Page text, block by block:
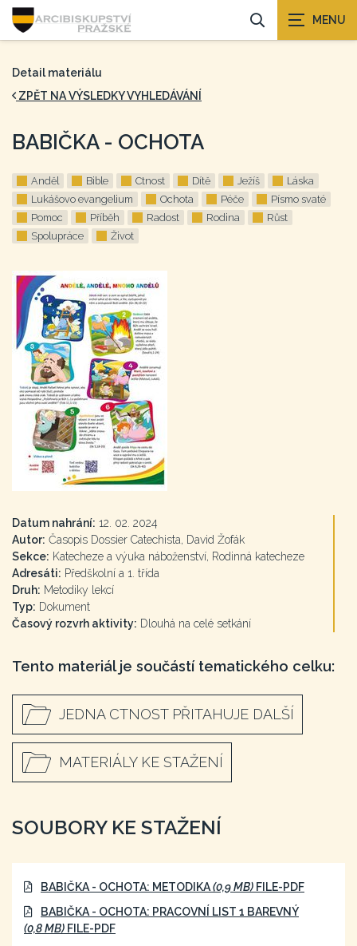
Detail materiálu
ZPĚT NA VÝSLEDKY VYHLEDÁVÁNÍ
BABIČKA - OCHOTA
Anděl Bible Ctnost Dítě Ježíš
Láska
Lukášovo evangelium
Ochota Péče
Písmo svaté
Pomoc
Příběh Radost Rodina
Růst
Spolupráce
Život
Datum nahrání: 12. 02. 2024
Autor: Časopis Dossier Catechista, David Žofák
Sekce: Katecheze a výuka náboženství, Rodinná katecheze
Adresáti: Předškolní a 1. třída
Druh: Metodiky lekcí
Typ: Dokument
Časový rozvrh aktivity: Dlouhá na celé setkání
Tento materiál je součástí tematického celku:
JEDNA CTNOST PŘITAHUJE DALŠÍ
MATERIÁLY KE STAŽENÍ
SOUBORY KE STAŽENÍ
BABIČKA - OCHOTA: METODIKA(0,9 MB) FILE-PDF
BABIČKA - OCHOTA: PRACOVNÍ LIST 1 BAREVNÝ
(0,8 MB) FILE-PDF